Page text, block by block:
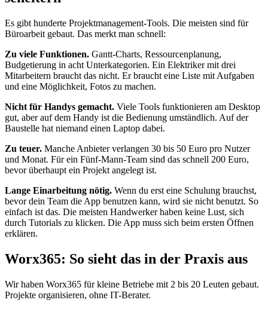
Es gibt hunderte Projektmanagement-Tools. Die meisten sind für
Büroarbeit gebaut. Das merkt man schnell:
Zu viele Funktionen. Gantt-Charts, Ressourcenplanung,
Budgetierung in acht Unterkategorien. Ein Elektriker mit drei
Mitarbeitern braucht das nicht. Er braucht eine Liste mit Aufgaben
und eine Möglichkeit, Fotos zu machen.
Nicht für Handys gemacht. Viele Tools funktionieren am Desktop
gut, aber auf dem Handy ist die Bedienung umständlich. Auf der
Baustelle hat niemand einen Laptop dabei.
Zu teuer. Manche Anbieter verlangen 30 bis 50 Euro pro Nutzer
und Monat. Für ein Fünf-Mann-Team sind das schnell 200 Euro,
bevor überhaupt ein Projekt angelegt ist.
Lange Einarbeitung nötig. Wenn du erst eine Schulung brauchst,
bevor dein Team die App benutzen kann, wird sie nicht benutzt. So
einfach ist das. Die meisten Handwerker haben keine Lust, sich
durch Tutorials zu klicken. Die App muss sich beim ersten Öffnen
erklären.
Worx365: So sieht das in der Praxis aus
Wir haben Worx365 für kleine Betriebe mit 2 bis 20 Leuten gebaut.
Projekte organisieren, ohne IT-Berater.